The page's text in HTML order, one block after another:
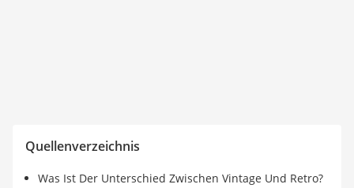
Quellenverzeichnis
Was Ist Der Unterschied Zwischen Vintage Und Retro?